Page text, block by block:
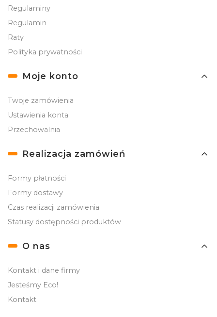
Regulaminy
Regulamin
Raty
Polityka prywatności
Moje konto
Twoje zamówienia
Ustawienia konta
Przechowalnia
Realizacja zamówień
Formy płatności
Formy dostawy
Czas realizacji zamówienia
Statusy dostępności produktów
O nas
Kontakt i dane firmy
Jesteśmy Eco!
Kontakt